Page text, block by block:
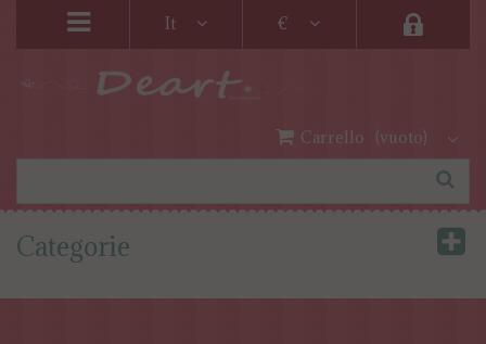
It €
Carrello (vuoto)
Categorie